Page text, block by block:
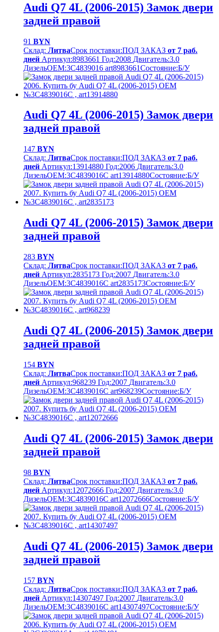
Audi Q7 4L (2006-2015) Замок двери
задней правой
91 BYN
Склад: ЛитваСрок поставки:ПОД ЗАКАЗ от 7 раб.
дней Артикул:8983661 Год:2008 Двигатель:3.0
ДизельOEM:3C4839016 art8983661Cостояние:Б/У
Audi Q7 4L (2006-2015) Замок двери
задней правой
147 BYN
Склад: ЛитваСрок поставки:ПОД ЗАКАЗ от 7 раб.
дней Артикул:13914880 Год:2006 Двигатель:3.0
ДизельOEM:3C4839016C art13914880Cостояние:Б/У
Audi Q7 4L (2006-2015) Замок двери
задней правой
283 BYN
Склад: ЛитваСрок поставки:ПОД ЗАКАЗ от 7 раб.
дней Артикул:2835173 Год:2007 Двигатель:3.0
ДизельOEM:3С4839016С art2835173Cостояние:Б/У
Audi Q7 4L (2006-2015) Замок двери
задней правой
154 BYN
Склад: ЛитваСрок поставки:ПОД ЗАКАЗ от 7 раб.
дней Артикул:968239 Год:2007 Двигатель:3.0
ДизельOEM:3C4839016C art968239Cостояние:Б/У
Audi Q7 4L (2006-2015) Замок двери
задней правой
98 BYN
Склад: ЛитваСрок поставки:ПОД ЗАКАЗ от 7 раб.
дней Артикул:12072666 Год:2007 Двигатель:3.0
ДизельOEM:3C4839016C art12072666Cостояние:Б/У
Audi Q7 4L (2006-2015) Замок двери
задней правой
157 BYN
Склад: ЛитваСрок поставки:ПОД ЗАКАЗ от 7 раб.
дней Артикул:14307497 Год:2007 Двигатель:3.0
ДизельOEM:3C4839016C art14307497Cостояние:Б/У